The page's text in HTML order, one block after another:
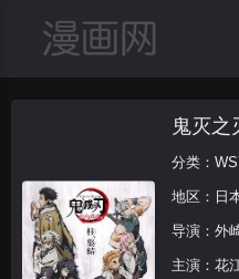
鬼灭之
分类：
地区： 日
导演： 外
主演： 花